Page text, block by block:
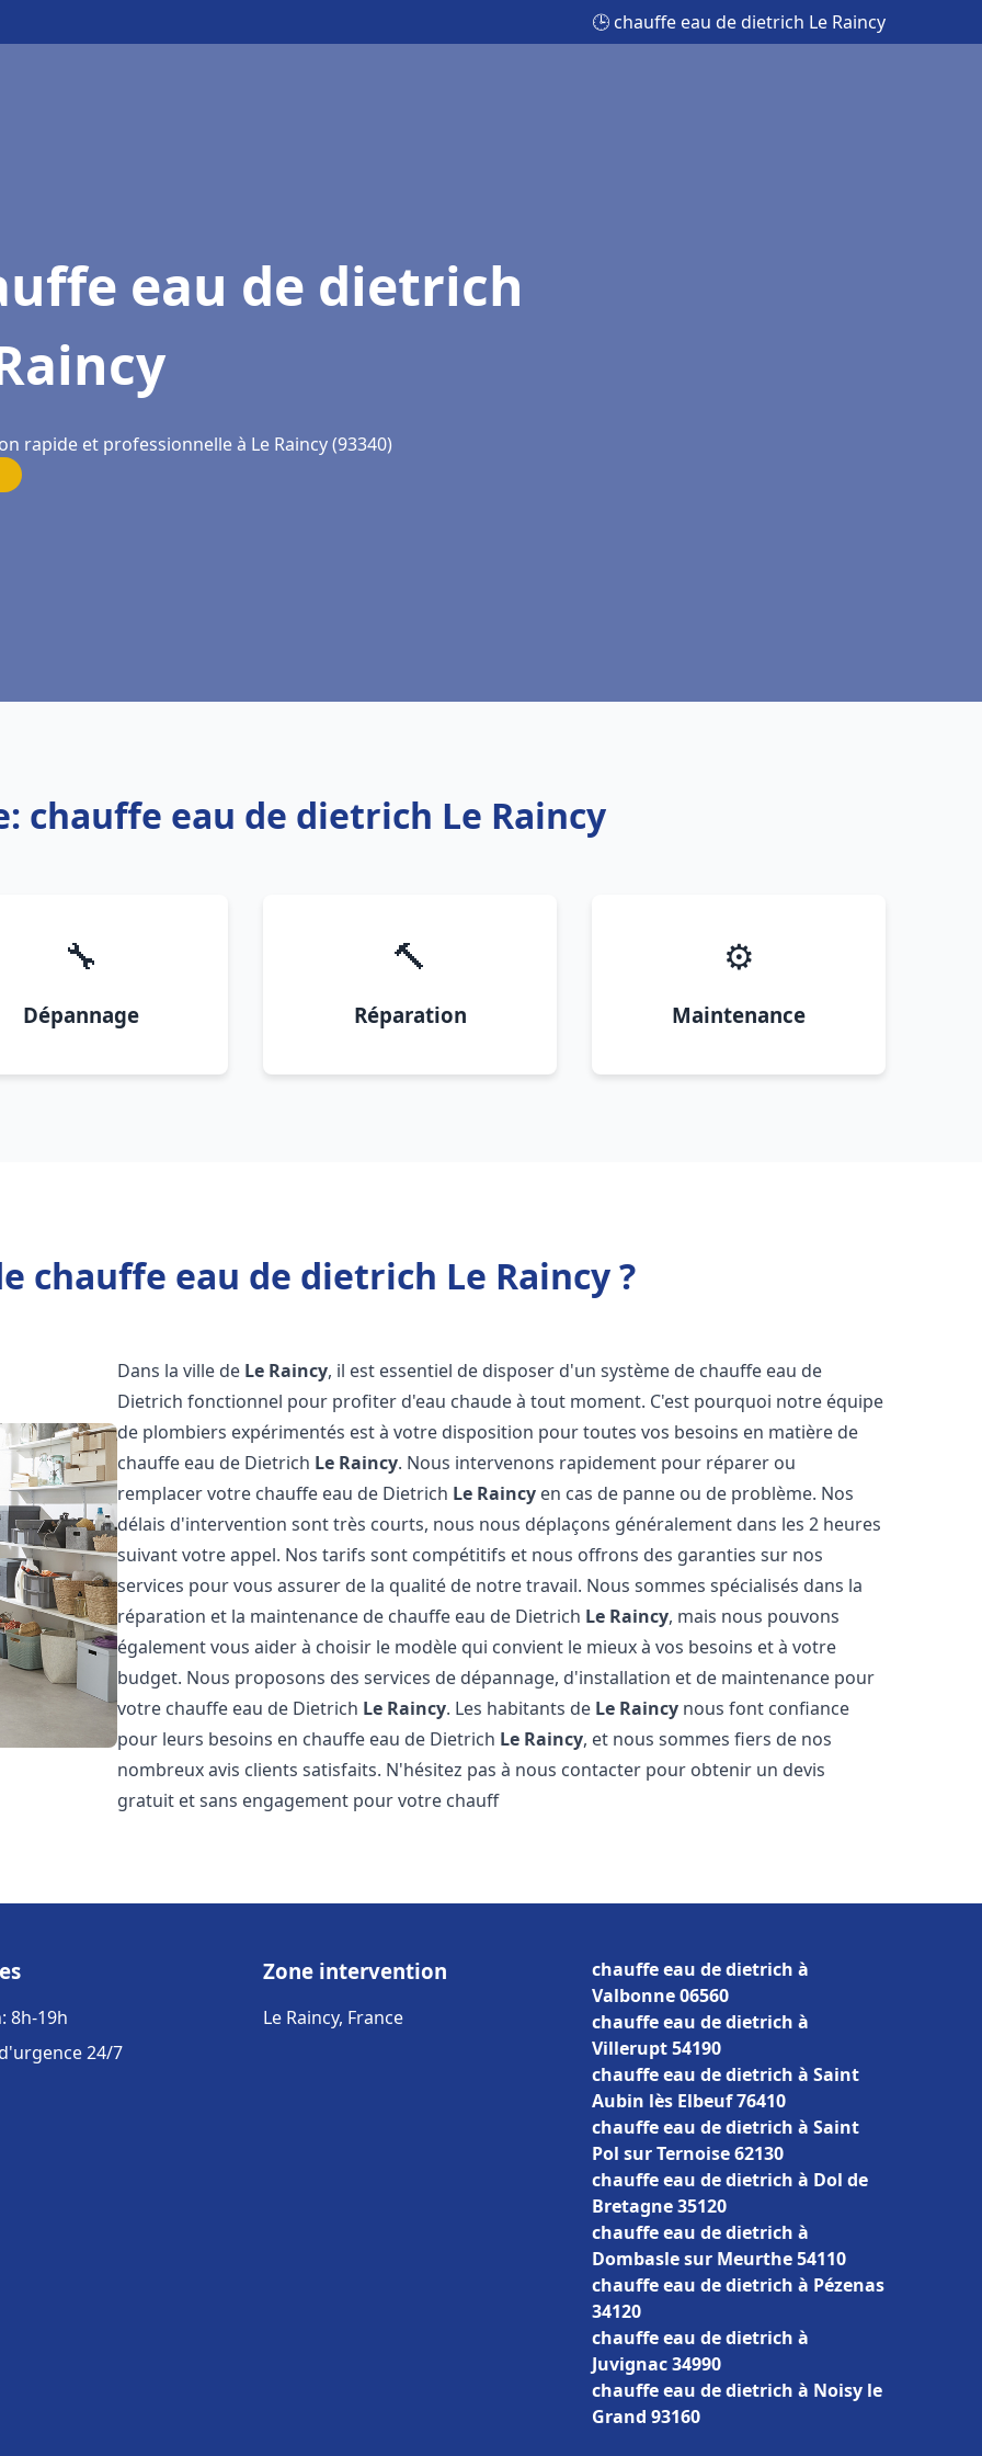
🕒 chauffe eau de dietrich Le Raincy
eau de dietrich
rapide et professionnelle à Le Raincy (93340)
chauffe eau de dietrich Le Raincy
🔧
Dépannage
🔨
Réparation
⚙️
Maintenance
chauffe eau de dietrich Le Raincy ?
Dans la ville de Le Raincy, il est essentiel de disposer d'un système de chauffe eau de
Dietrich fonctionnel pour profiter d'eau chaude à tout moment. C'est pourquoi notre équipe
de plombiers expérimentés est à votre disposition pour toutes vos besoins en matière de
chauffe eau de Dietrich Le Raincy. Nous intervenons rapidement pour réparer ou
remplacer votre chauffe eau de Dietrich Le Raincy en cas de panne ou de problème. Nos
délais d'intervention sont très courts, nous nous déplaçons généralement dans les 2 heures
suivant votre appel. Nos tarifs sont compétitifs et nous offrons des garanties sur nos
services pour vous assurer de la qualité de notre travail. Nous sommes spécialisés dans la
réparation et la maintenance de chauffe eau de Dietrich Le Raincy, mais nous pouvons
également vous aider à choisir le modèle qui convient le mieux à vos besoins et à votre
budget. Nous proposons des services de dépannage, d'installation et de maintenance pour
votre chauffe eau de Dietrich Le Raincy. Les habitants de Le Raincy nous font confiance
pour leurs besoins en chauffe eau de Dietrich Le Raincy, et nous sommes fiers de nos
nombreux avis clients satisfaits. N'hésitez pas à nous contacter pour obtenir un devis
gratuit et sans engagement pour votre chauff
8h-19h
24/7
Zone intervention
Le Raincy, France
chauffe eau de dietrich à
Valbonne 06560
chauffe eau de dietrich à
Villerupt 54190
chauffe eau de dietrich à Saint
Aubin lès Elbeuf 76410
chauffe eau de dietrich à Saint
Pol sur Ternoise 62130
chauffe eau de dietrich à Dol de
Bretagne 35120
chauffe eau de dietrich à
Dombasle sur Meurthe 54110
chauffe eau de dietrich à Pézenas
34120
chauffe eau de dietrich à
Juvignac 34990
chauffe eau de dietrich à Noisy le
Grand 93160